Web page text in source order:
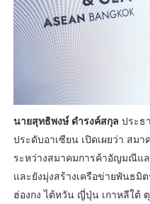
นายสุทธิพงษ์ ดำรงค์สกุล ประธ
ประดับอาเซียน เปิดเผยว่า สม
ระหว่างสมาคมการค้าอัญมณีแ
และยังมุ่งสร้างเครือข่ายพันธมิ
ฮ่องกง ไต้หวัน ญี่ปุ่น เกาหลีใต้